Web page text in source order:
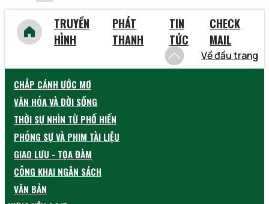
TRUYỀN
HÌNH
PHÁT
THANH
TIN
TỨC
CHECK
MAIL
Về đầu trang
CHẮP CÁNH ƯỚC MƠ
VĂN HÓA VÀ ĐỜI SỐNG
THỜI SỰ NHÌN TỪ PHỐ HIẾN
PHÓNG SỰ VÀ PHIM TÀI LIỆU
GIAO LƯU - TỌA ĐÀM
CÔNG KHAI NGÂN SÁCH
VĂN BẢN